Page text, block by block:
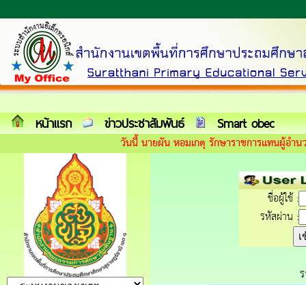
หน้าแรก ข่าวประชาสัมพันธ์ Smart obec
วันนี้ นายผัน หอมเกตุ รักษาราชการแทนผู้อำ
ชื่อผู้ใช้ :
รหัสผ่าน :